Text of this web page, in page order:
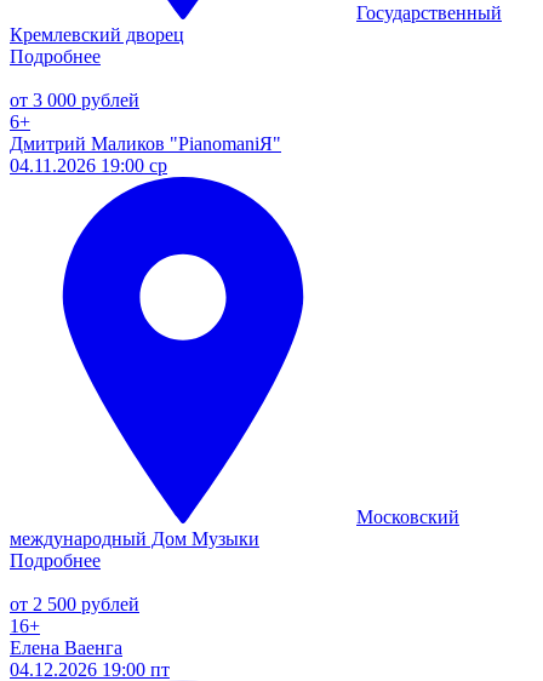
Государственный
Кремлевский дворец
Подробнее
от 3 000 рублей
6+
Дмитрий Маликов "PianomaniЯ"
04.11.2026 19:00 ср
Московский
международный Дом Музыки
Подробнее
от 2 500 рублей
16+
Елена Ваенга
04.12.2026 19:00 пт